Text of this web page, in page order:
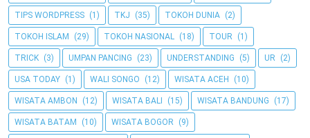
TIPS WORDPRESS (1) TKJ (35) TOKOH DUNIA (2)
TOKOH ISLAM (29) TOKOH NASIONAL (18) TOUR (1)
TRICK (3) UMPAN PANCING (23) UNDERSTANDING (5) UR (2)
USA TODAY (1) WALI SONGO (12) WISATA ACEH (10)
WISATA AMBON (12) WISATA BALI (15) WISATA BANDUNG (17)
WISATA BATAM (10) WISATA BOGOR (9)